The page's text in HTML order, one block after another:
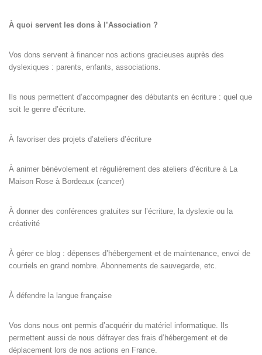
À quoi servent les dons à l’Association ?
Vos dons servent à financer nos actions gracieuses auprès des
dyslexiques : parents, enfants, associations.
Ils nous permettent d’accompagner des débutants en écriture : quel que
soit le genre d’écriture.
À favoriser des projets d’ateliers d’écriture
À animer bénévolement et régulièrement des ateliers d’écriture à La
Maison Rose à Bordeaux (cancer)
À donner des conférences gratuites sur l’écriture, la dyslexie ou la
créativité
À gérer ce blog : dépenses d’hébergement et de maintenance, envoi de
courriels en grand nombre. Abonnements de sauvegarde, etc.
À défendre la langue française
Vos dons nous ont permis d’acquérir du matériel informatique. Ils
permettent aussi de nous défrayer des frais d’hébergement et de
déplacement lors de nos actions en France.